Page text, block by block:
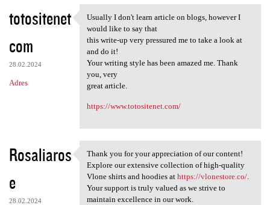
totositenet
com
28.02.2024
Adres
Usually I don't learn article
Usually I don't learn article on blogs, however I
would like to say that
this write-up very pressured me to take a look at
and do it!
Your writing style has been amazed me. Thank
you, very
great article.
https://www.totositenet.com/
Rosaliaros
e
28.02.2024
Thank you for your
Thank you for your appreciation of our content!
Explore our extensive collection of high-quality
Vlone shirts and hoodies at https://vlonestore.co/.
Your support is truly valued as we strive to
maintain excellence in our work.